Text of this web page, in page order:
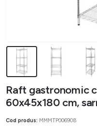
Raft gastronomic
60x45x180 cm,
Cod produs: MMMTP006908